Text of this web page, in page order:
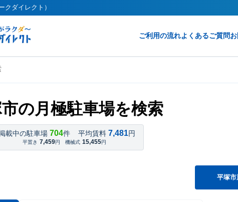
ダイレクト）
ご利用の流れよくあるご質問
の月極駐車場を検索
載中の駐車場 704件 平均賃料 7,481円
平置き 7,459円 機械式 15,455円
平塚市